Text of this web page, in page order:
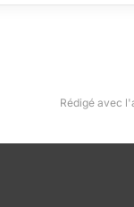
Rédigé avec